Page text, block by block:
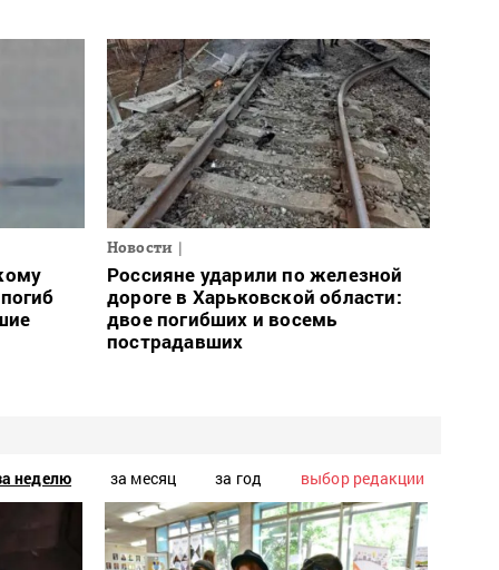
Новости
Россияне ударили по железной
дороге в Харьковской области:
двое погибших и восемь
пострадавших
неделю за месяц за год выбор редакции